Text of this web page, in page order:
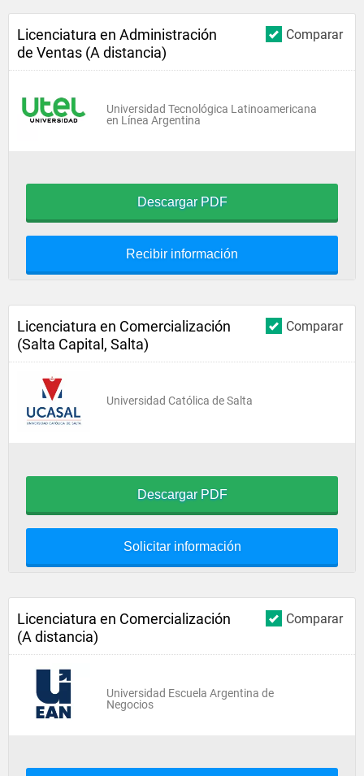
Comparar
Licenciatura en Administración
de Ventas (A distancia)
Universidad Tecnológica Latinoamericana
en Línea Argentina
Descargar PDF
Recibir información
Comparar
Licenciatura en Comercialización
(Salta Capital, Salta)
Universidad Católica de Salta
Descargar PDF
Solicitar información
Comparar
Licenciatura en Comercialización
(A distancia)
Universidad Escuela Argentina de
Negocios